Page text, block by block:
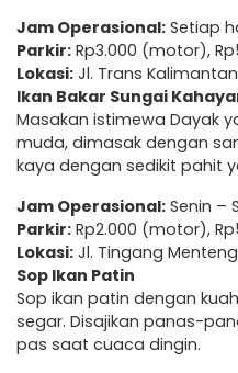
Jam Operasional: Setiap
Parkir: Rp3.000 (motor),
Lokasi: Jl. Trans
Ikan Bakar Sungai
Masakan istimewa Dayak
muda, dimasak dengan
kaya dengan sedikit pahit
Jam Operasional: Senin –
Parkir: Rp2.000 (motor),
Lokasi: Jl. Tingang
Sop Ikan Patin
Sop ikan patin dengan
segar. Disajikan panas-
pas saat cuaca dingin.